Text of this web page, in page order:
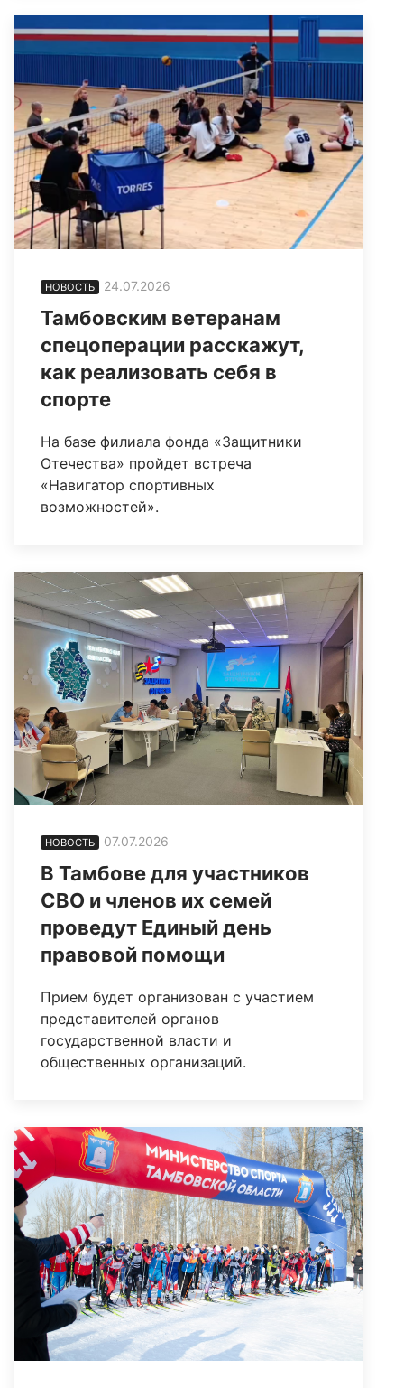
НОВОСТЬ 24.07.2026
Тамбовским ветеранам
спецоперации расскажут,
как реализовать себя в
спорте
На базе филиала фонда «Защитники
Отечества» пройдет встреча
«Навигатор спортивных
возможностей».
НОВОСТЬ 07.07.2026
В Тамбове для участников
СВО и членов их семей
проведут Единый день
правовой помощи
Прием будет организован с участием
представителей органов
государственной власти и
общественных организаций.